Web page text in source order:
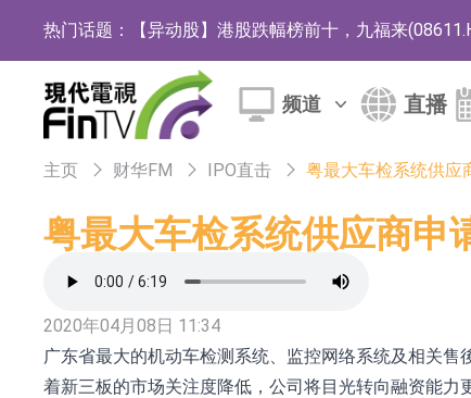
热门话题： 【异动股】港股跌幅榜前十，九福来
【异动股】港股涨幅榜前十，佳明集团控股
斯迪克：公司为国内折叠屏核心功能材料供
恒瑞医药：公司已在中国获批上市26款1类
上期所：7月份对11个实际控制关系账户组
特发服务：成功中标哔哩哔哩上海滨江总部
亚太股份：公司是零跑汽车和Stellantis集团
理工雷科面向边缘AI场景推出"山海"系列智
频道 直播
主页 财华FM IPO直击 粤最大车检系统供应
粤最大车检系统供应商申
2020年04月08日 11:34
广东省最大的机动车检测系统、监控网络系统及相关
着新三板的市场关注度降低，公司将目光转向融资能力